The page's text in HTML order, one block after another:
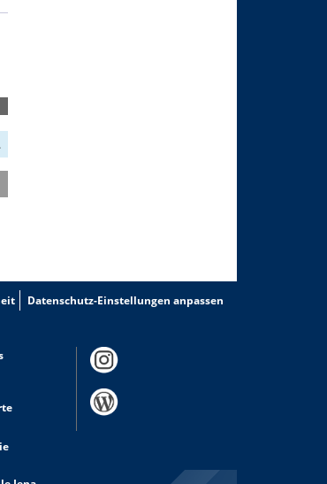
Datenschutz-Einstellungen anpassen